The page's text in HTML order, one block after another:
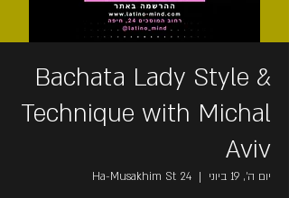
Bachata Lady Style &
Technique with Michal
Aviv
יום ה׳, 19 ביוני
  |
Ha-Musakhim St 24